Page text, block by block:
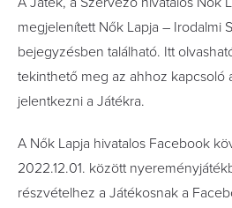
megjelenített Nők Lapja – Irodalmi
bejegyzésben található. Itt
tekinthető meg az ahhoz kapcsoló
jelentkezni a Játékra.
A Nők Lapja hivatalos Facebook
2022.12.01. között
részvételhez a Játékosnak a